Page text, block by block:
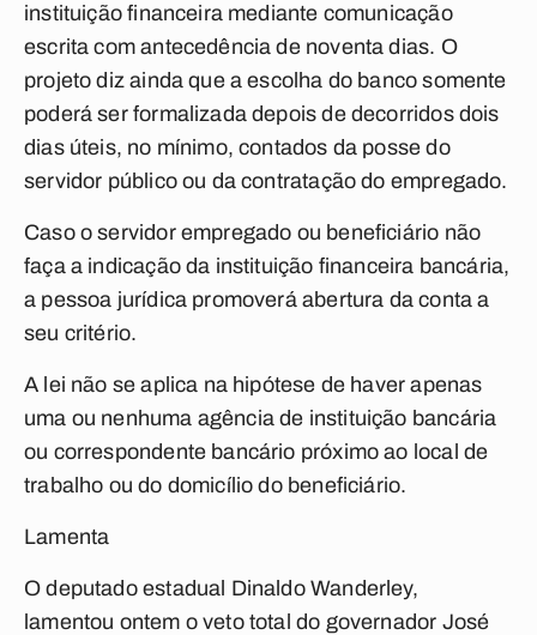
instituição financeira mediante comunicação
escrita com antecedência de noventa dias. O
projeto diz ainda que a escolha do banco somente
poderá ser formalizada depois de decorridos dois
dias úteis, no mínimo, contados da posse do
servidor público ou da contratação do empregado.
Caso o servidor empregado ou beneficiário não
faça a indicação da instituição financeira bancária,
a pessoa jurídica promoverá abertura da conta a
seu critério.
A lei não se aplica na hipótese de haver apenas
uma ou nenhuma agência de instituição bancária
ou correspondente bancário próximo ao local de
trabalho ou do domicílio do beneficiário.
Lamenta
O deputado estadual Dinaldo Wanderley,
lamentou ontem o veto total do governador José